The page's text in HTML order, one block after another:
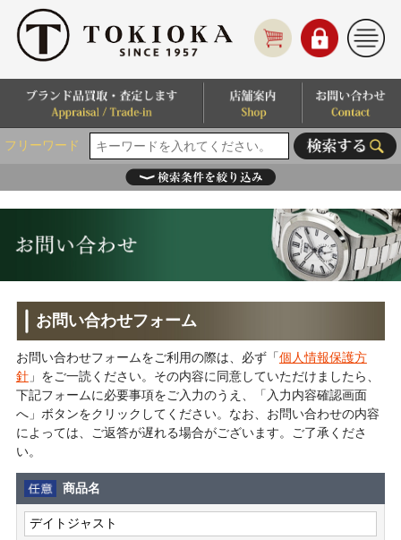
フリーワード
お問い合わせフォーム
お問い合わせフォームをご利用の際は、必ず「個人情報保護方
針」をご一読ください。その内容に同意していただけましたら、
下記フォームに必要事項をご入力のうえ、「入力内容確認画面
へ」ボタンをクリックしてください。なお、お問い合わせの内容
によっては、ご返答が遅れる場合がございます。ご了承くださ
い。
商品名